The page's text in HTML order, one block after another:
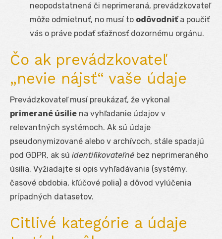
neopodstatnená či neprimeraná, prevádzkovateľ
môže odmietnuť, no musí to odôvodniťa poučiť
vás o práve podať sťažnosť dozornému orgánu.
Čo ak prevádzkovateľ
„nevie nájsť“ vaše údaje
Prevádzkovateľ musí preukázať, že vykonal
primerané úsilie na vyhľadanie údajov v
relevantných systémoch. Ak sú údaje
pseudonymizované alebo v archívoch, stále spadajú
pod GDPR, ak sú identifikovateľné bez neprimeraného
úsilia. Vyžiadajte si opis vyhľadávania (systémy,
časové obdobia, kľúčové polia) a dôvod vylúčenia
prípadných datasetov.
Citlivé kategórie a údaje